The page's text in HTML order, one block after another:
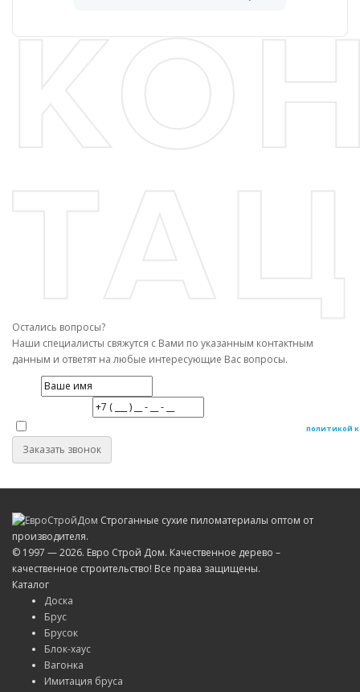
Остались вопросы?
Наши специалисты свяжутся с Вами по указанным контактным
данным и ответят на любые интересующие Вас вопросы.
Даю согласие на обработку персональных данных в соответствие сполитикой
Заказать звонок
Строганные сухие пиломатериалы оптом от
производителя.
© 1997 — 2026. Евро Строй Дом. Качественное дерево –
качественное строительство! Все права защищены.
Каталог
Доска
Брус
Брусок
Блок-хаус
Вагонка
Имитация бруса